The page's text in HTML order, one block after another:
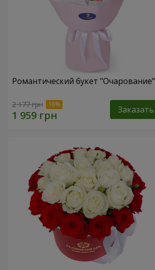
Романтический букет "Очарование"
2 177 грн Заказать